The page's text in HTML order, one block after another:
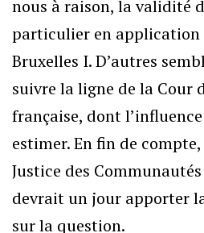
nous à raison, la validité
particulier en application
Bruxelles I. D’autres
suivre la ligne de la Cour
française, dont l’influence
estimer. En fin de compte,
Justice des
devrait un jour apporter
sur la question.